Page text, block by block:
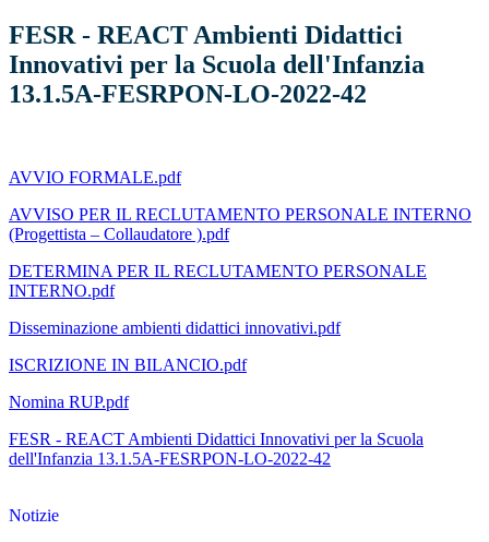
FESR - REACT Ambienti Didattici
Innovativi per la Scuola dell'Infanzia
13.1.5A-FESRPON-LO-2022-42
AVVIO FORMALE.pdf
AVVISO PER IL RECLUTAMENTO PERSONALE INTERNO
(Progettista – Collaudatore ).pdf
DETERMINA PER IL RECLUTAMENTO PERSONALE
INTERNO.pdf
Disseminazione ambienti didattici innovativi.pdf
ISCRIZIONE IN BILANCIO.pdf
Nomina RUP.pdf
FESR - REACT Ambienti Didattici Innovativi per la Scuola
dell'Infanzia 13.1.5A-FESRPON-LO-2022-42
Notizie